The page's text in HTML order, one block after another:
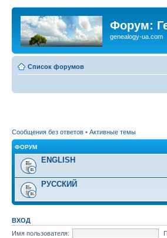
Форум:
genealogy-ua.com
Список форумов
Сообщения без ответов • Активные темы
ФОРУМ
ENGLISH
РУССКИЙ
ВХОД
Имя пользователя: